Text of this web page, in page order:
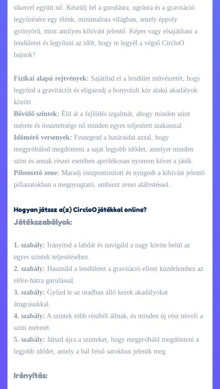
sikerrel együtt nő. Készülj fel a gurulásra, ugrásra és a gravitáció
legyőzésére egy élénk, minimalista világban, amely éppoly
gyönyörű, mint amilyen kihívást jelentő. Képes vagy elsajátítani a
lendületet és legyőzni az időt, hogy te legyél a végső CircloO
bajnok?
Fizikai alapú rejtvények: Sajátítsd el a lendület művészetét, hogy
legyőzd a gravitációt és eligazodj a bonyolult kör alakú akadályok
között.
Bővülő szintek: Éld át a fejlődés izgalmát, ahogy minden szint
mérete és összetettsége nő minden egyes teljesített szakasszal.
Időmérő versenyek: Feszegesd a határaidat azzal, hogy
megpróbálod megdönteni a saját legjobb idődet, amelyet minden
szint és annak részei esetében aprólékosan nyomon követ a játék.
Pihentető zene: Maradj összpontosított és nyugodt a kihívást jelentő
pillanatokban a megnyugtató, ambient zenei aláfestéssel.
Hogyan játssz a(z) CircloO játékkal online?
Játékszabályok:
1. szabály: Irányítsd a labdát és navigáld a nagy körön belül az
egyes szintek teljesítéséhez.
2. szabály: Használd a lendületet a gravitáció elleni küzdelemhez az
előre-hátra gurulással.
3. szabály: Győzd le az utadban álló kerek akadályokat
átugrásukkal.
4. szabály: A szintek több részből állnak, és minden új rész növeli a
szint méretét.
5. szabály: Játszd újra a szinteket, hogy megpróbáld megdönteni a
legjobb idődet, amely a bal felső sarokban jelenik meg.
Irányítás: